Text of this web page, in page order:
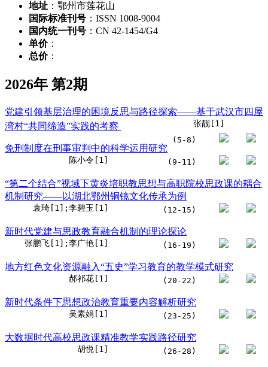
地址 ：鄂州市莲花山
国际标准刊号 ：ISSN 1008-9004
国内统一刊号 ：CN 42-1454/G4
单价：
总价：
2026年 第2期
党建引领基层治理的困境反思与路径探索——基于武汉市四屋
湾村“共同缔造”实践的考察
张靓[1]
(5-8)
免刑制度在刑事审判中的科学运用研究
陈小令[1] (9-11)
“第二个结合”视域下黄炎培职教思想与高职院校思政课的耦合
机制研究——以湖北鄂州铜镜文化传承为例
袁琦[1];李碧玉[1] (12-15)
新时代党建与思政教育融合机制的理论探论
张鹏飞[1];李广艳[1] (16-19)
地方红色文化资源融入“五史”学习教育的教学模式研究
郝祁花[1] (20-22)
新时代条件下思想政治教育重要内容解析研究
吴素娟[1] (23-25)
大数据时代高校思政课精准教学实践路径研究
胡悦[1] (26-28)